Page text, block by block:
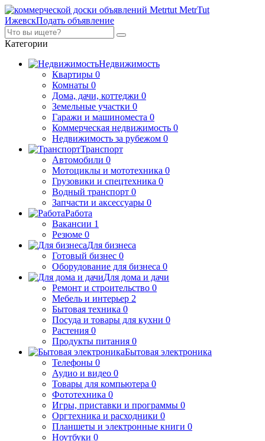
MetrTut
ИжевскПодать объявление
Категории
Недвижимость
Квартиры 0
Комнаты 0
Дома, дачи, коттеджи 0
Земельные участки 0
Гаражи и машиноместа 0
Коммерческая недвижимость 0
Недвижимость за рубежом 0
Транспорт
Автомобили 0
Мотоциклы и мототехника 0
Грузовики и спецтехника 0
Водный транспорт 0
Запчасти и аксессуары 0
Работа
Вакансии 1
Резюме 0
Для бизнеса
Готовый бизнес 0
Оборудование для бизнеса 0
Для дома и дачи
Ремонт и строительство 0
Мебель и интерьер 2
Бытовая техника 0
Посуда и товары для кухни 0
Растения 0
Продукты питания 0
Бытовая электроника
Телефоны 0
Аудио и видео 0
Товары для компьютера 0
Фототехника 0
Игры, приставки и программы 0
Оргтехника и расходники 0
Планшеты и электронные книги 0
Ноутбуки 0